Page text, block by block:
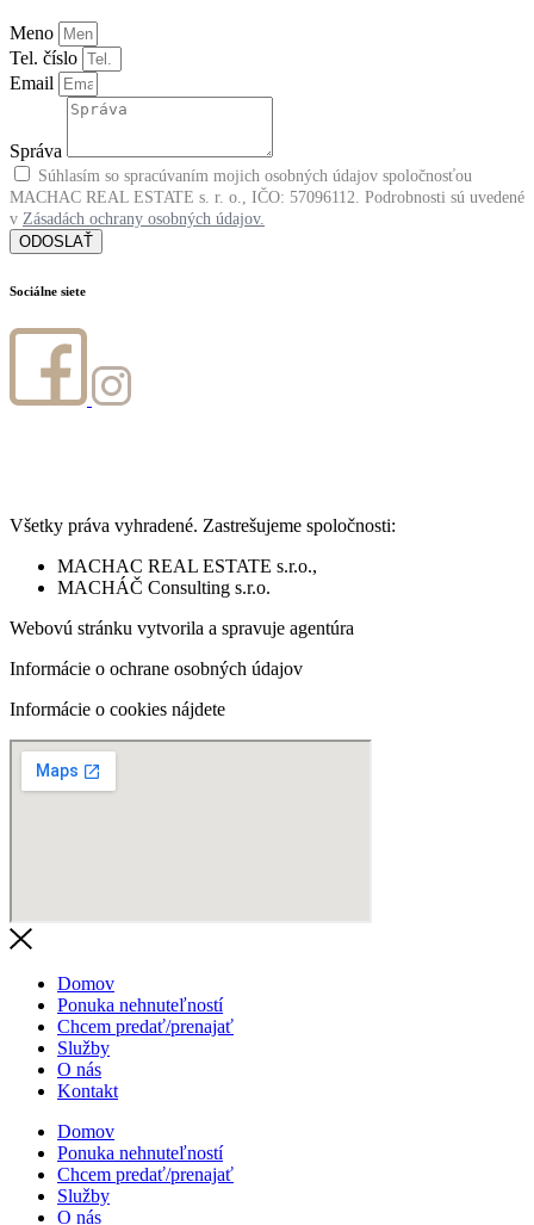
Meno
Tel. číslo
Email
Správa
Súhlasím so spracúvaním mojich osobných údajov spoločnosťou
MACHAC REAL ESTATE s. r. o., IČO: 57096112. Podrobnosti sú uvedené
v Zásadách ochrany osobných údajov.
ODOSLAŤ
Sociálne siete
Všetky práva vyhradené. Zastrešujeme spoločnosti:
MACHAC REAL ESTATE s.r.o.,
MACHÁČ Consulting s.r.o.
Webovú stránku vytvorila a spravuje agentúra
Informácie o ochrane osobných údajov
Informácie o cookies nájdete
Domov
Ponuka nehnuteľností
Chcem predať/prenajať
Služby
O nás
Kontakt
Domov
Ponuka nehnuteľností
Chcem predať/prenajať
Služby
O nás